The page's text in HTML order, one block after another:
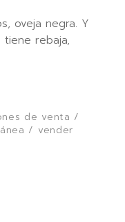
oveja negra. Y
rebaja,
de venta /
/ vender